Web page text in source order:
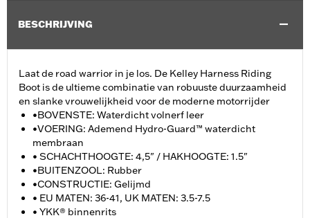
BESCHRIJVING
Laat de road warrior in je los. De Kelley Harness Riding
Boot is de ultieme combinatie van robuuste duurzaamheid
en slanke vrouwelijkheid voor de moderne motorrijder
•BOVENSTE: Waterdicht volnerf leer
•VOERING: Ademend Hydro-Guard™ waterdicht
membraan
• SCHACHTHOOGTE: 4,5" / HAKHOOGTE: 1.5"
•BUITENZOOL: Rubber
•CONSTRUCTIE: Gelijmd
• EU MATEN: 36-41, UK MATEN: 3.5-7.5
• YKK® binnenrits